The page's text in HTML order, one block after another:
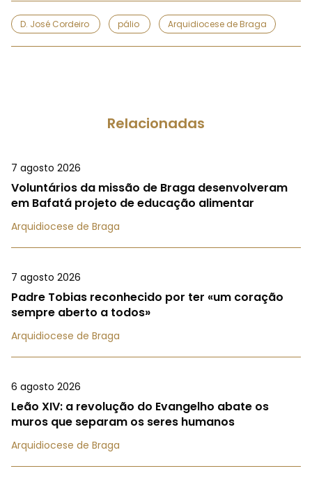
D. José Cordeiro pálio Arquidiocese de Braga
Relacionadas
7 agosto 2026
Voluntários da missão de Braga desenvolveram
em Bafatá projeto de educação alimentar
Arquidiocese de Braga
7 agosto 2026
Padre Tobias reconhecido por ter «um coração
sempre aberto a todos»
Arquidiocese de Braga
6 agosto 2026
Leão XIV: a revolução do Evangelho abate os
muros que separam os seres humanos
Arquidiocese de Braga